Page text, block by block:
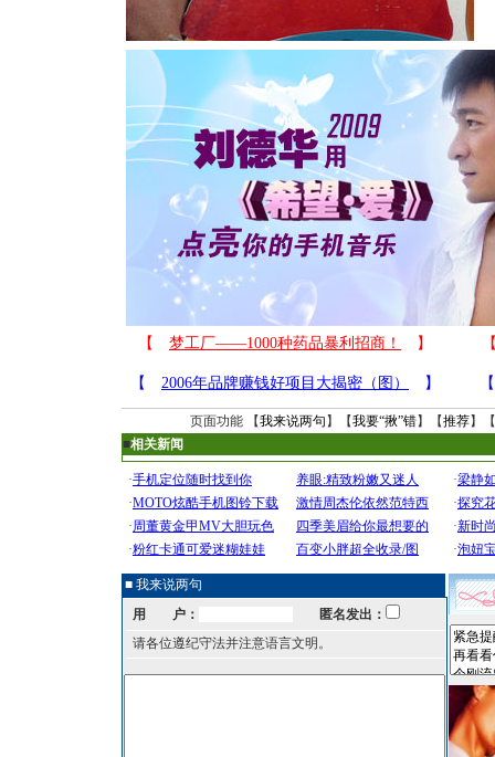
页面功能 【我来说两句 】【我要“揪”错】【推荐】
■相关新闻
■ 我来说两句
用 户：
匿名发出：
请各位遵纪守法并注意语言文明。